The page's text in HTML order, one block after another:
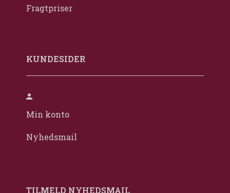
Fragtpriser
KUNDESIDER
Min konto
Nyhedsmail
TILMELD NYHEDSMAIL